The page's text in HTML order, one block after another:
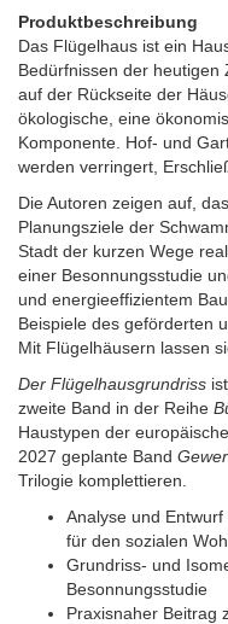
Produktbeschreibung
Das Flügelhaus ist ein
Bedürfnissen der heutigen
auf der Rückseite der
ökologische, eine
Komponente. Hof- und
werden verringert,
Die Autoren zeigen auf,
Planungsziele der
Stadt der kurzen Wege
einer Besonnungsstudie
und energieeffizientem
Beispiele des geförderten
Mit Flügelhäusern lassen
Der Flügelhausgrundriss
zweite Band in der Reihe
Haustypen der
2027 geplante Band
Trilogie komplettieren.
Analyse und
für den sozialen
Grundriss- und
Besonnungsstudie
Praxisnaher Beitrag